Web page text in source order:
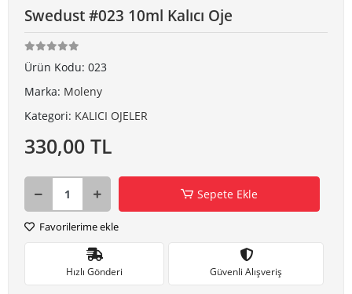
Swedust #023 10ml Kalıcı Oje
Ürün Kodu: 023
Marka: Moleny
Kategori: KALICI OJELER
330,00 TL
Sepete Ekle
Favorilerime ekle
Hızlı Gönderi Güvenli Alışveriş